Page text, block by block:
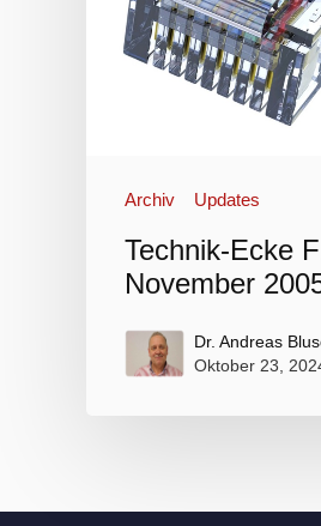
Archiv Updates
Technik-Ecke
November
Dr. Andreas
Oktober 23,